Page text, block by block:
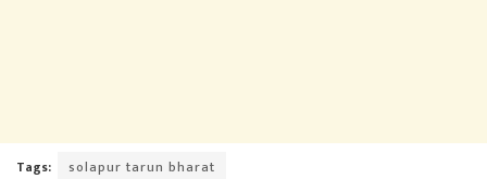
Tags: solapur tarun bharat